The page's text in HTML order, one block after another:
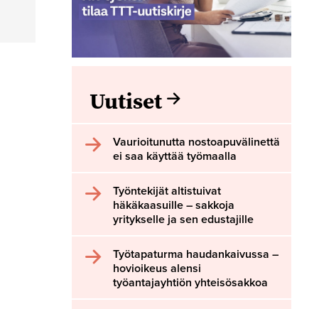
Uutiset
Vaurioitunutta nostoapuvälinettä
ei saa käyttää työmaalla
Työntekijät altistuivat
häkäkaasuille – sakkoja
yritykselle ja sen edustajille
Työtapaturma haudankaivussa –
hovioikeus alensi
työantajayhtiön yhteisösakkoa